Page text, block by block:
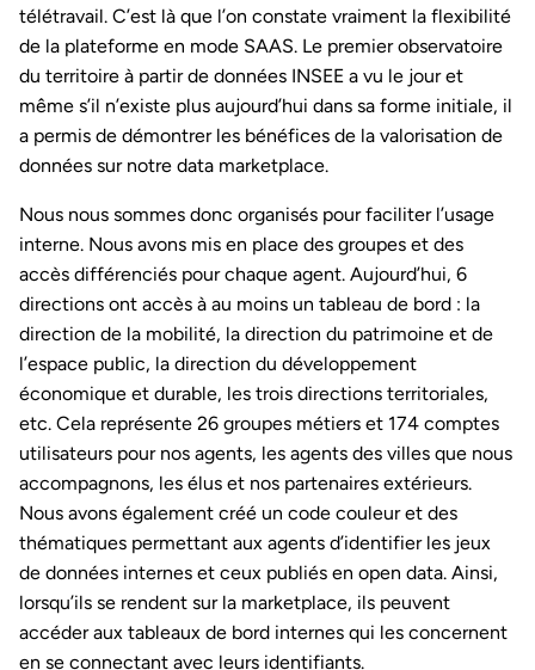
télétravail. C’est là que l’on constate vraiment la flexibilité
de la plateforme en mode SAAS. Le premier observatoire
du territoire à partir de données INSEE a vu le jour et
même s’il n’existe plus aujourd’hui dans sa forme initiale, il
a permis de démontrer les bénéfices de la valorisation de
données sur notre data marketplace.
Nous nous sommes donc organisés pour faciliter l’usage
interne. Nous avons mis en place des groupes et des
accès différenciés pour chaque agent. Aujourd’hui, 6
directions ont accès à au moins un tableau de bord : la
direction de la mobilité, la direction du patrimoine et de
l’espace public, la direction du développement
économique et durable, les trois directions territoriales,
etc. Cela représente 26 groupes métiers et 174 comptes
utilisateurs pour nos agents, les agents des villes que nous
accompagnons, les élus et nos partenaires extérieurs.
Nous avons également créé un code couleur et des
thématiques permettant aux agents d’identifier les jeux
de données internes et ceux publiés en open data. Ainsi,
lorsqu’ils se rendent sur la marketplace, ils peuvent
accéder aux tableaux de bord internes qui les concernent
en se connectant avec leurs identifiants.